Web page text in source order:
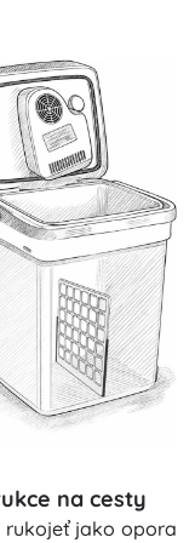
na cesty
rukojeť jako opora